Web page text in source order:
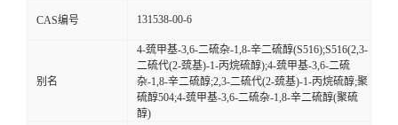
CAS编号 131538-00-6
别名
4-巯甲基-3,6-二硫杂-1,8-辛二硫醇(S516);S516(2,3-
二硫代(2-巯基)-1-丙烷硫醇);4-巯甲基-3,6-二硫
杂-1,8-辛二硫醇;2,3-二硫代(2-巯基)-1-丙烷硫醇;聚
硫醇504;4-巯甲基-3,6-二硫杂-1,8-辛二硫醇(聚硫
醇)